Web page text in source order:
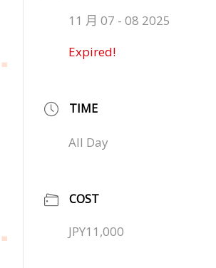
11 月 07 - 08 2025
Expired!
TIME
All Day
COST
JPY11,000